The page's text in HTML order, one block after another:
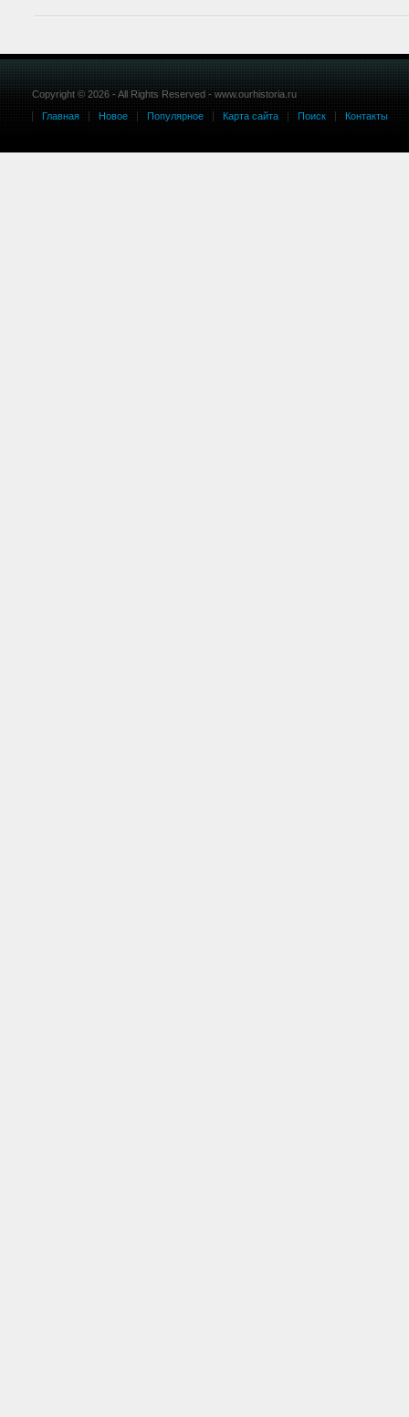
Copyright © 2026 - All Rights Reserved - www.ourhistoria.ru
Главная
Новое Популярное Карта сайта Поиск Контакты